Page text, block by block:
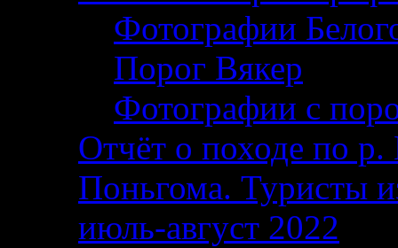
Фотографии
Порог Вякер
Фотографии с
Отчёт о походе по р.
Поньгома. Туристы
июль-август 2022